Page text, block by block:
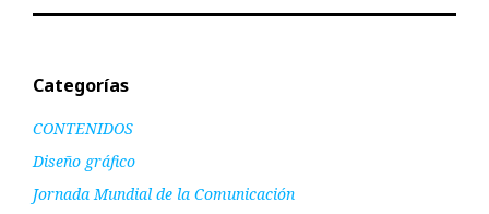
Categorías
CONTENIDOS
Diseño gráfico
Jornada Mundial de la Comunicación